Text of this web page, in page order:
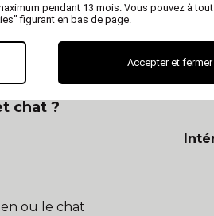
et chat ?
chat ?
ou le chat
pendant 13 mois. Vous pouvez à
figurant en bas de page.
Accepter et fermer